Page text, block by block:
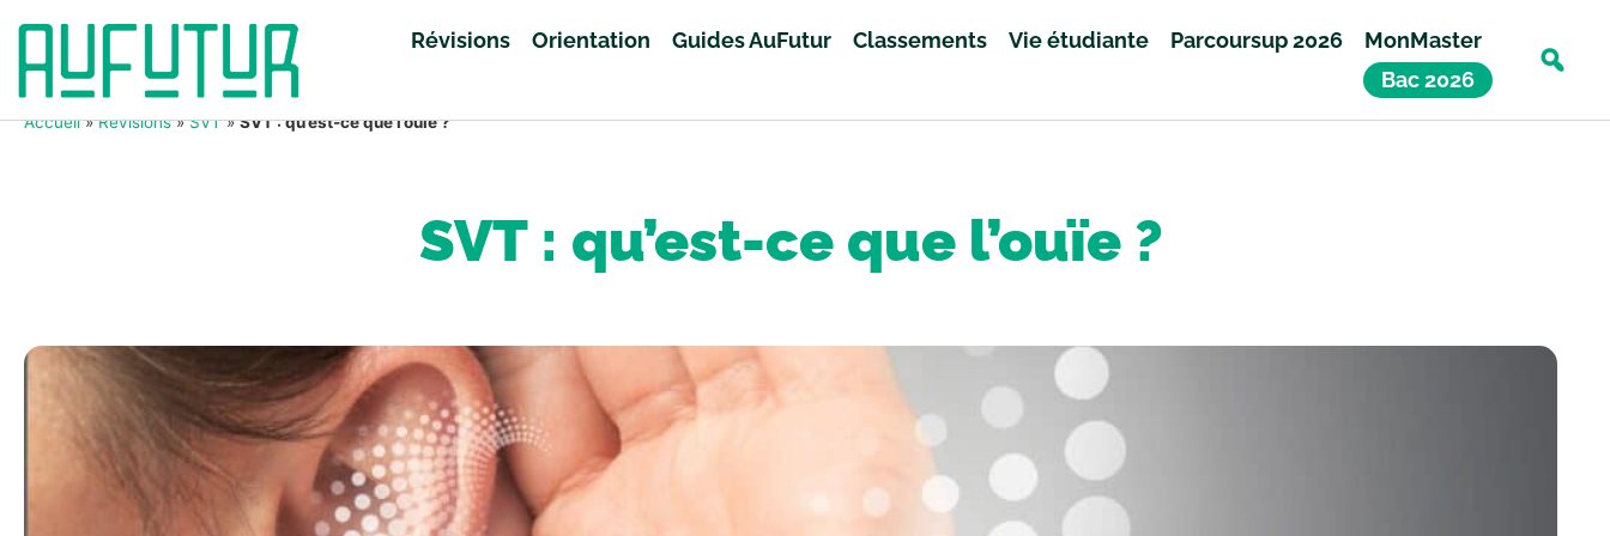
Révisions Orientation Guides AuFutur Classements Vie étudiante Parcoursup 2026
MonMaster
Bac 2026
Accueil»Révisions»SVT»SVT : qu’est-ce que l’ouïe ?
SVT : qu’est-ce que l’ouïe ?